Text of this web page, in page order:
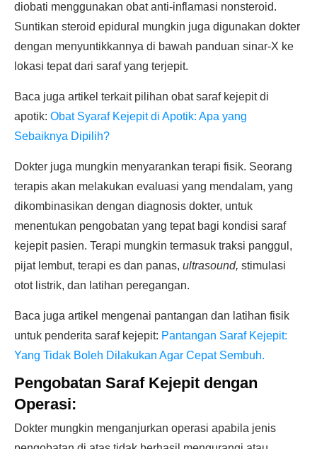
diobati menggunakan obat anti-inflamasi nonsteroid.
Suntikan steroid epidural mungkin juga digunakan dokter
dengan menyuntikkannya di bawah panduan sinar-X ke
lokasi tepat dari saraf yang terjepit.
Baca juga artikel terkait pilihan obat saraf kejepit di
apotik: Obat Syaraf Kejepit di Apotik: Apa yang
Sebaiknya Dipilih?
Dokter juga mungkin menyarankan terapi fisik. Seorang
terapis akan melakukan evaluasi yang mendalam, yang
dikombinasikan dengan diagnosis dokter, untuk
menentukan pengobatan yang tepat bagi kondisi saraf
kejepit pasien. Terapi mungkin termasuk traksi panggul,
pijat lembut, terapi es dan panas, ultrasound, stimulasi
otot listrik, dan latihan peregangan.
Baca juga artikel mengenai pantangan dan latihan fisik
untuk penderita saraf kejepit: Pantangan Saraf Kejepit:
Yang Tidak Boleh Dilakukan Agar Cepat Sembuh.
Pengobatan Saraf Kejepit dengan
Operasi:
Dokter mungkin menganjurkan operasi apabila jenis